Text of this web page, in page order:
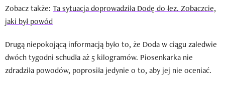
Zobacz także: Ta sytuacja doprowadziła Dodę do łez. Zobaczcie,
jaki był powód
Drugą niepokojącą informacją było to, że Doda w ciągu zaledwie
dwóch tygodni schudła aż 5 kilogramów. Piosenkarka nie
zdradziła powodów, poprosiła jedynie o to, aby jej nie oceniać.